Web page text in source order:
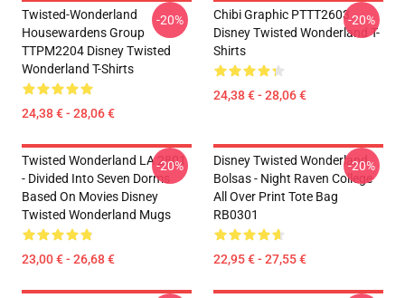
Twisted-Wonderland
Housewardens Group
TTPM2204 Disney Twisted
Wonderland T-Shirts
24,38 € - 28,06 €
-20%
Chibi Graphic PTTT2603
Disney Twisted Wonderland T-
Shirts
24,38 € - 28,06 €
-20%
Twisted Wonderland LA 2801
- Divided Into Seven Dorms
Based On Movies Disney
Twisted Wonderland Mugs
23,00 € - 26,68 €
-20%
Disney Twisted Wonderland
Bolsas - Night Raven College
All Over Print Tote Bag
RB0301
22,95 € - 27,55 €
-20%